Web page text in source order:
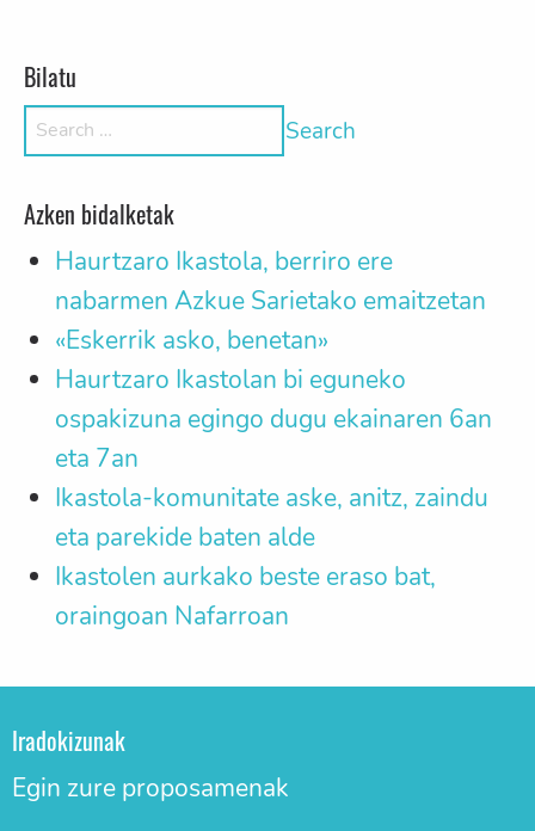
Bilatu
Search for:
Azken bidalketak
Haurtzaro Ikastola, berriro ere
nabarmen Azkue Sarietako emaitzetan
«Eskerrik asko, benetan»
Haurtzaro Ikastolan bi eguneko
ospakizuna egingo dugu ekainaren 6an
eta 7an
Ikastola-komunitate aske, anitz, zaindu
eta parekide baten alde
Ikastolen aurkako beste eraso bat,
oraingoan Nafarroan
Iradokizunak
Egin zure proposamenak